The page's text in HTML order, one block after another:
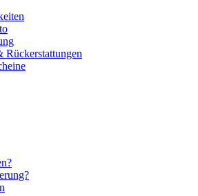
Rückerstattungen